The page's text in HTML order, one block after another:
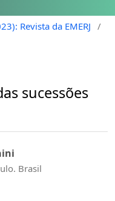
Revista da EMERJ
/
sucessões
Brasil